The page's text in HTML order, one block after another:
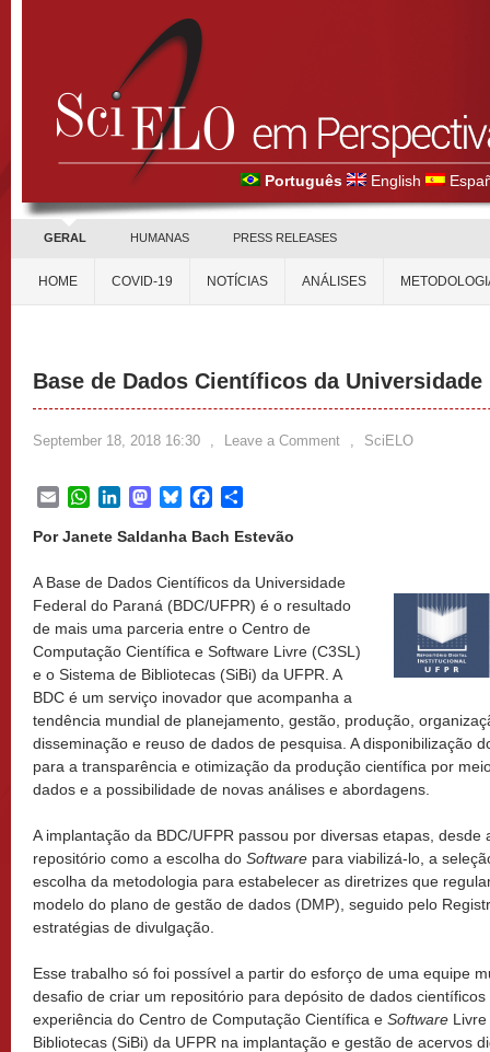
Português English
GERAL HUMANAS PRESS RELEASES
HOME COVID-19 NOTÍCIAS ANÁLISES
Base de Dados Científicos da Universidade
September 18, 2018 16:30 , Leave a Comment , SciELO
EmailWhatsApp
LinkedInMastodon
BlueskyFacebook
Por Janete Saldanha Bach Estevão
A Base de Dados Científicos da Universidade
Federal do Paraná (BDC/UFPR) é o resultado
de mais uma parceria entre o Centro de
Computação Científica e Software Livre (C3SL)
e o Sistema de Bibliotecas (SiBi) da UFPR. A
BDC é um serviço inovador que acompanha a
tendência mundial de planejamento, gestão, produção,
disseminação e reuso de dados de pesquisa. A disponibilização
para a transparência e otimização da produção científica por
dados e a possibilidade de novas análises e abordagens.
A implantação da BDC/UFPR passou por diversas etapas,
repositório como a escolha do Software para viabilizá-lo, a
escolha da metodologia para estabelecer as diretrizes que
modelo do plano de gestão de dados (DMP), seguido pelo
estratégias de divulgação.
Esse trabalho só foi possível a partir do esforço de uma equipe
desafio de criar um repositório para depósito de dados
experiência do Centro de Computação Científica e Software
Bibliotecas (SiBi) da UFPR na implantação e gestão de acervos